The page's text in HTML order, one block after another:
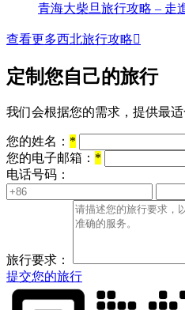
青海大柴旦旅行攻略 – 走
查看更多西北旅行攻略
定制您自己的旅行
我们会根据您的需求，提供最
您的姓名： *
您的电子邮箱： *
电话号码：
旅行要求：
提交您的旅行